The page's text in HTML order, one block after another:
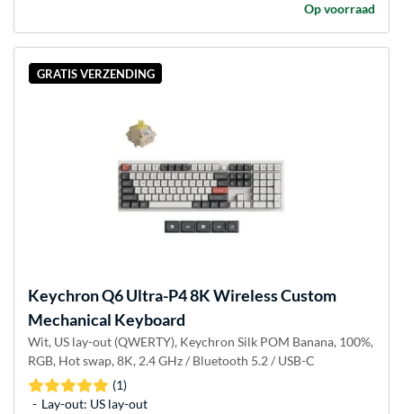
Op voorraad
GRATIS VERZENDING
KeychronQ6 Ultra-P4 8K Wireless Custom
Mechanical Keyboard
Wit, US lay-out (QWERTY), Keychron Silk POM Banana, 100%,
RGB, Hot swap, 8K, 2.4 GHz / Bluetooth 5.2 / USB-C
(1)
Lay-out: US lay-out